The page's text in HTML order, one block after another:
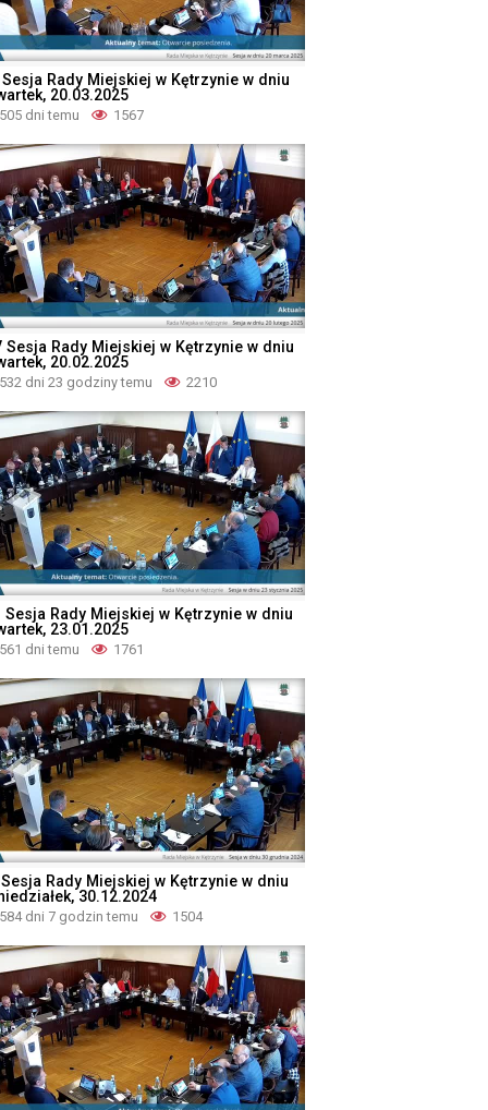
Sesja Rady Miejskiej w Kętrzynie w dniu
20.03.2025
505 dni temu 1567
Sesja Rady Miejskiej w Kętrzynie w dniu
20.02.2025
532 dni 23 godziny temu 2210
Sesja Rady Miejskiej w Kętrzynie w dniu
23.01.2025
561 dni temu 1761
Rady Miejskiej w Kętrzynie w dniu
30.12.2024
584 dni 7 godzin temu 1504